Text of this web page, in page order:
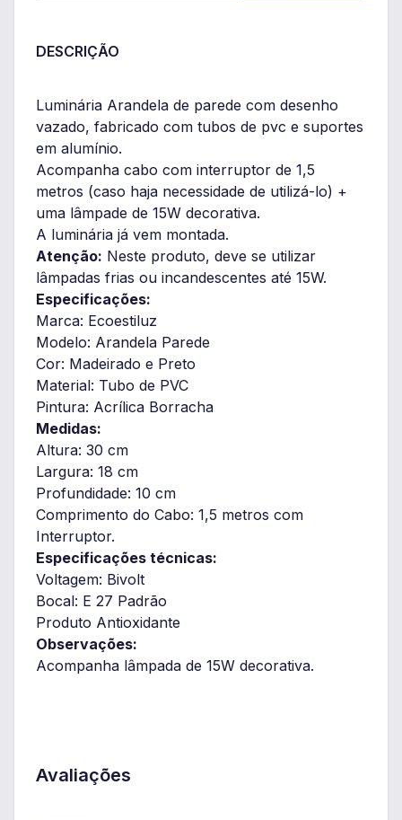
DESCRIÇÃO
Luminária Arandela de parede com desenho
vazado, fabricado com tubos de pvc e suportes
em alumínio.
Acompanha cabo com interruptor de 1,5
metros (caso haja necessidade de utilizá-lo) +
uma lâmpade de 15W decorativa.
A luminária já vem montada.
Atenção: Neste produto, deve se utilizar
lâmpadas frias ou incandescentes até 15W.
Especificações:
Marca: Ecoestiluz
Modelo: Arandela Parede
Cor: Madeirado e Preto
Material: Tubo de PVC
Pintura: Acrílica Borracha
Medidas:
Altura: 30 cm
Largura: 18 cm
Profundidade: 10 cm
Comprimento do Cabo: 1,5 metros com
Interruptor.
Especificações técnicas:
Voltagem: Bivolt
Bocal: E 27 Padrão
Produto Antioxidante
Observações:
Acompanha lâmpada de 15W decorativa.
Avaliações